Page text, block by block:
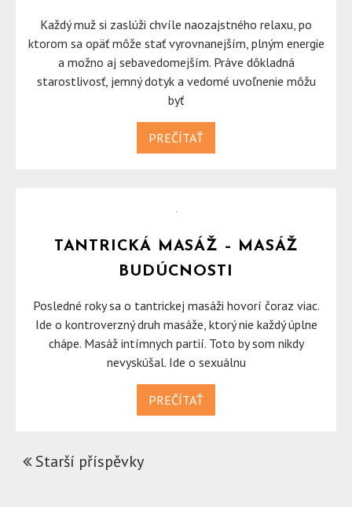
Každý muž si zaslúži chvíle naozajstného relaxu, po
ktorom sa opäť môže stať vyrovnanejším, plným energie
a možno aj sebavedomejším. Práve dôkladná
starostlivosť, jemný dotyk a vedomé uvoľnenie môžu
byť
PREČÍTAŤ
TANTRICKÁ MASÁŽ – MASÁŽ
BUDÚCNOSTI
Posledné roky sa o tantrickej masáži hovorí čoraz viac.
Ide o kontroverzný druh masáže, ktorý nie každý úplne
chápe. Masáž intímnych partií. Toto by som nikdy
nevyskúšal. Ide o sexuálnu
PREČÍTAŤ
NAVIGACE
Starší příspěvky